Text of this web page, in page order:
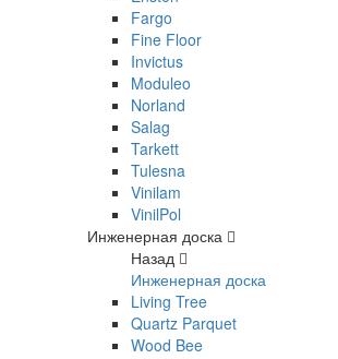
Fargo
Fine Floor
Invictus
Moduleo
Norland
Salag
Tarkett
Tulesna
Vinilam
VinilPol
Инженерная доска
Назад
Инженерная доска
Living Tree
Quartz Parquet
Wood Bee